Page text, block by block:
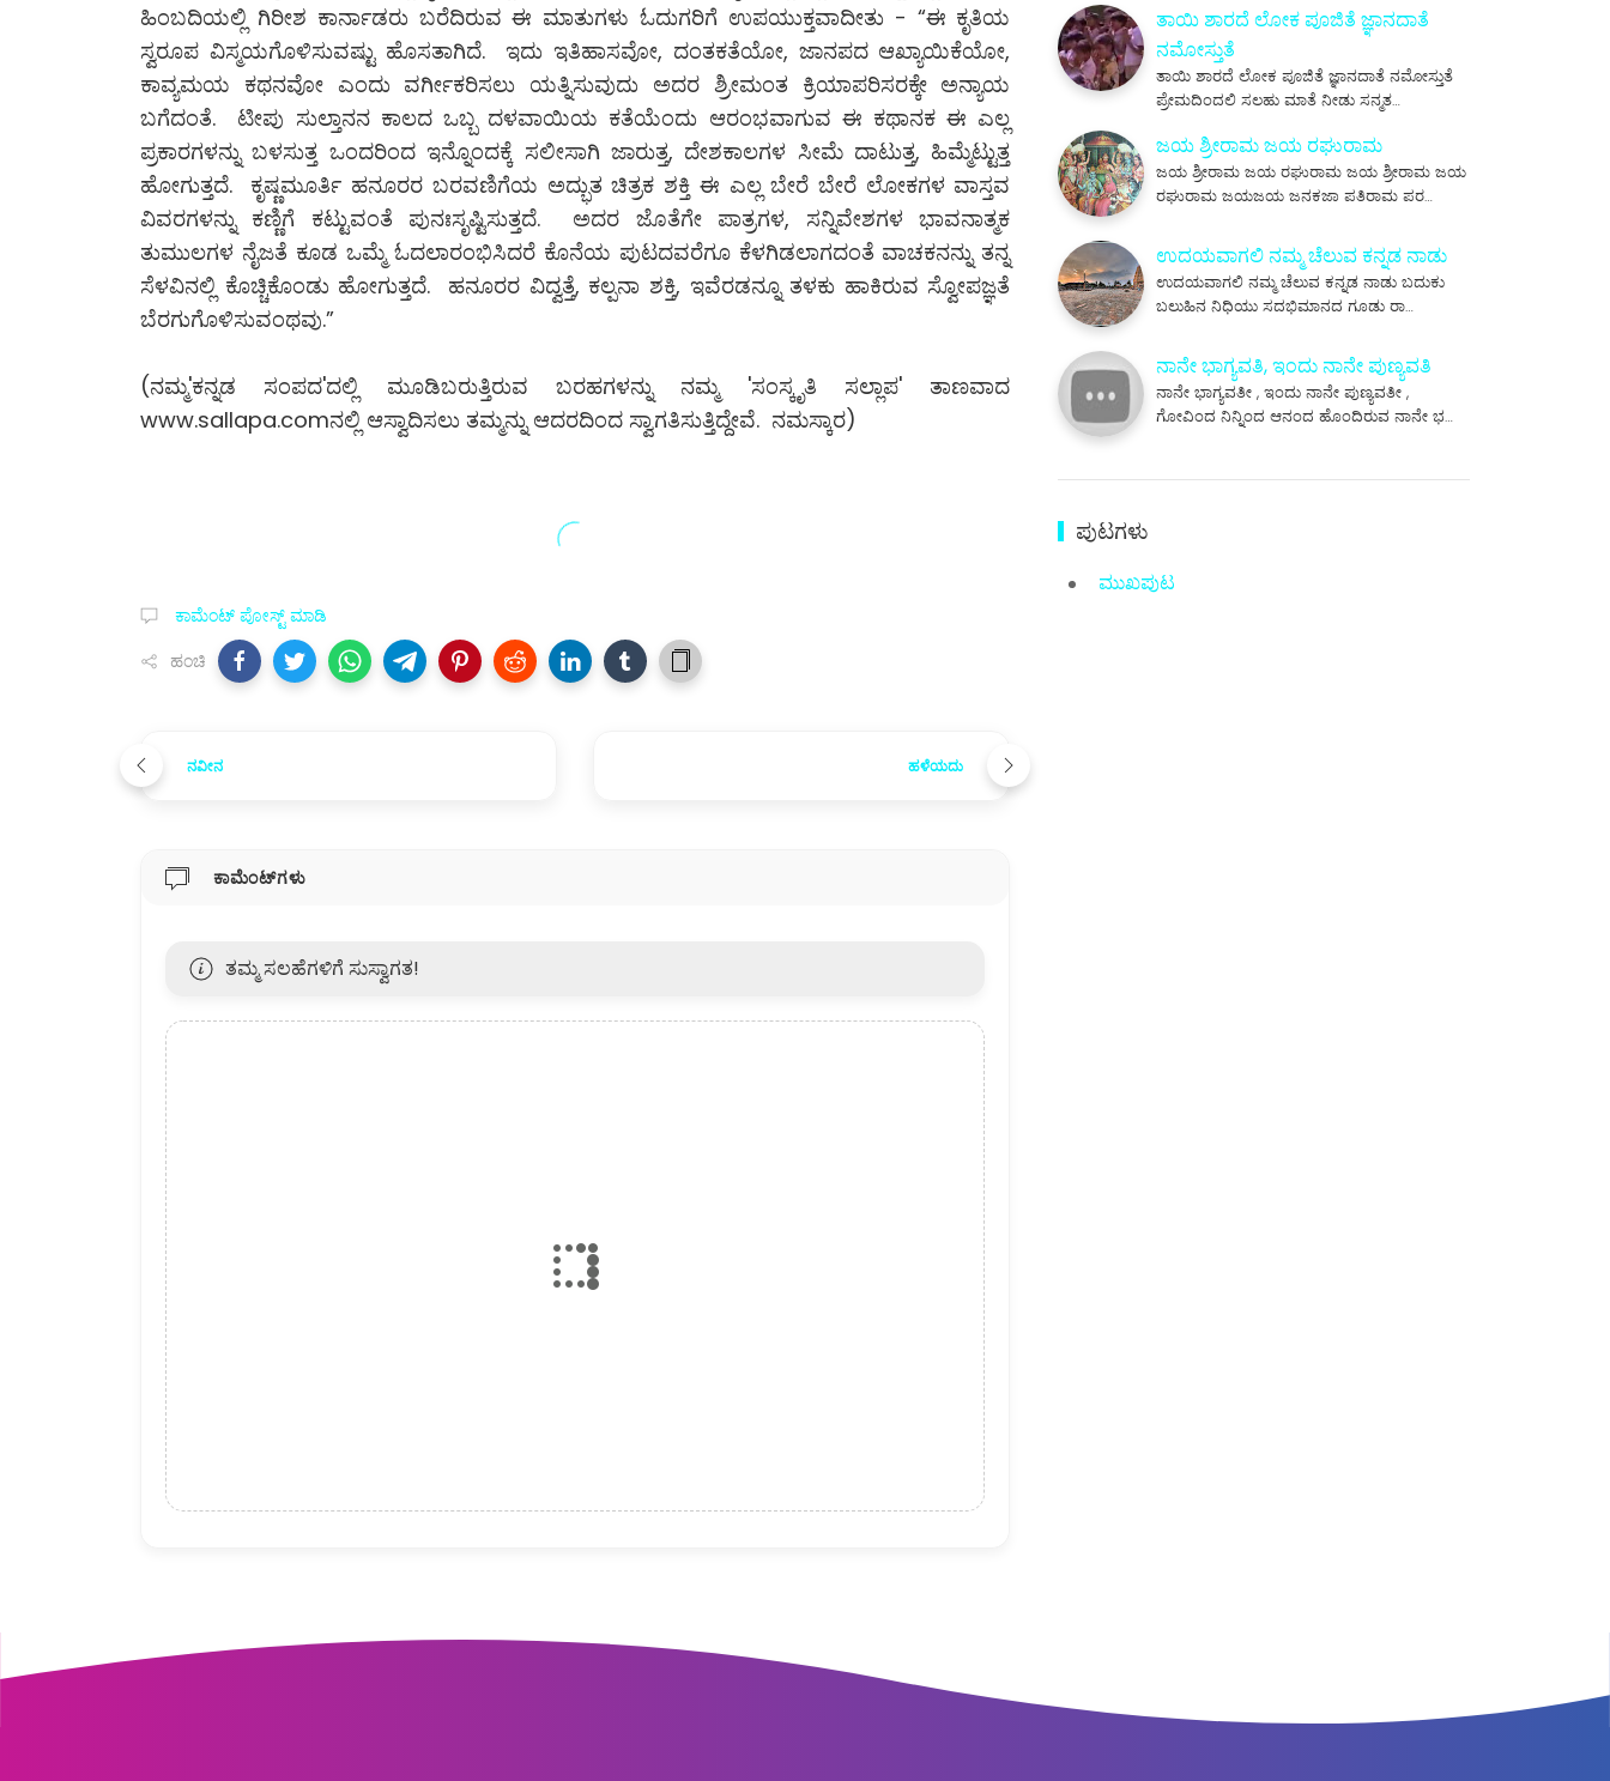
ಹಿಂಬದಿಯಲ್ಲಿ ಗಿರೀಶ ಕಾರ್ನಾಡರು ಬರೆದಿರುವ ಈ ಮಾತುಗಳು ಓದುಗರಿಗೆ ಉಪಯುಕ್ತವಾದೀತು - “ಈ ಕೃತಿಯ
ಸ್ವರೂಪ ವಿಸ್ಮಯಗೊಳಿಸುವಷ್ಟು ಹೊಸತಾಗಿದೆ. ಇದು ಇತಿಹಾಸವೋ, ದಂತಕತೆಯೋ, ಜಾನಪದ ಆಖ್ಯಾಯಿಕೆಯೋ,
ಕಾವ್ಯಮಯ ಕಥನವೋ ಎಂದು ವರ್ಗೀಕರಿಸಲು ಯತ್ನಿಸುವುದು ಅದರ ಶ್ರೀಮಂತ ಕ್ರಿಯಾಪರಿಸರಕ್ಕೇ ಅನ್ಯಾಯ
ಬಗೆದಂತೆ. ಟೀಪು ಸುಲ್ತಾನನ ಕಾಲದ ಒಬ್ಬ ದಳವಾಯಿಯ ಕತೆಯೆಂದು ಆರಂಭವಾಗುವ ಈ ಕಥಾನಕ ಈ ಎಲ್ಲ
ಪ್ರಕಾರಗಳನ್ನು ಬಳಸುತ್ತ ಒಂದರಿಂದ ಇನ್ನೊಂದಕ್ಕೆ ಸಲೀಸಾಗಿ ಜಾರುತ್ತ, ದೇಶಕಾಲಗಳ ಸೀಮೆ ದಾಟುತ್ತ, ಹಿಮ್ಮೆಟ್ಟುತ್ತ
ಹೋಗುತ್ತದೆ. ಕೃಷ್ಣಮೂರ್ತಿ ಹನೂರರ ಬರವಣಿಗೆಯ ಅದ್ಭುತ ಚಿತ್ರಕ ಶಕ್ತಿ ಈ ಎಲ್ಲ ಬೇರೆ ಬೇರೆ ಲೋಕಗಳ ವಾಸ್ತವ
ವಿವರಗಳನ್ನು ಕಣ್ಣಿಗೆ ಕಟ್ಟುವಂತೆ ಪುನಃಸೃಷ್ಟಿಸುತ್ತದೆ. ಅದರ ಜೊತೆಗೇ ಪಾತ್ರಗಳ, ಸನ್ನಿವೇಶಗಳ ಭಾವನಾತ್ಮಕ
ತುಮುಲಗಳ ನೈಜತೆ ಕೂಡ ಒಮ್ಮೆ ಓದಲಾರಂಭಿಸಿದರೆ ಕೊನೆಯ ಪುಟದವರೆಗೂ ಕೆಳಗಿಡಲಾಗದಂತೆ ವಾಚಕನನ್ನು ತನ್ನ
ಸೆಳವಿನಲ್ಲಿ ಕೊಚ್ಚಿಕೊಂಡು ಹೋಗುತ್ತದೆ. ಹನೂರರ ವಿದ್ವತ್ತೆ, ಕಲ್ಪನಾ ಶಕ್ತಿ, ಇವೆರಡನ್ನೂ ತಳಕು ಹಾಕಿರುವ ಸ್ವೋಪಜ್ಞತೆ
ಬೆರಗುಗೊಳಿಸುವಂಥವು.”
(ನಮ್ಮ'ಕನ್ನಡ ಸಂಪದ'ದಲ್ಲಿ ಮೂಡಿಬರುತ್ತಿರುವ ಬರಹಗಳನ್ನು ನಮ್ಮ 'ಸಂಸ್ಕೃತಿ ಸಲ್ಲಾಪ' ತಾಣವಾದ
www.sallapa.comನಲ್ಲಿ ಆಸ್ವಾದಿಸಲು ತಮ್ಮನ್ನು ಆದರದಿಂದ ಸ್ವಾಗತಿಸುತ್ತಿದ್ದೇವೆ. ನಮಸ್ಕಾರ)
ಕಾಮೆಂಟ್‌‌ ಪೋಸ್ಟ್‌ ಮಾಡಿ
ಹಂಚಿ
ನವೀನ ಹಳೆಯದು
ಕಾಮೆಂಟ್‌ಗಳು
ತಮ್ಮ ಸಲಹೆಗಳಿಗೆ ಸುಸ್ವಾಗತ!
ತಾಯಿ ಶಾರದೆ ಲೋಕ ಪೂಜಿತೆ ಜ್ಞಾನದಾತೆ
ನಮೋಸ್ತುತೆ
ತಾಯಿ ಶಾರದೆ ಲೋಕ ಪೂಜಿತೆ ಜ್ಞಾನದಾತೆ ನಮೋಸ್ತುತೆ
ಪ್ರೇಮದಿಂದಲಿ ಸಲಹು ಮಾತೆ ನೀಡು ಸನ್ಮತ…
ಜಯ ಶ್ರೀರಾಮ ಜಯ ರಘುರಾಮ
ಜಯ ಶ್ರೀರಾಮ ಜಯ ರಘುರಾಮ ಜಯ ಶ್ರೀರಾಮ ಜಯ
ರಘುರಾಮ ಜಯಜಯ ಜನಕಜಾ ಪತಿರಾಮ ಪರ…
ಉದಯವಾಗಲಿ ನಮ್ಮ ಚೆಲುವ ಕನ್ನಡ ನಾಡು
ಉದಯವಾಗಲಿ ನಮ್ಮ ಚೆಲುವ ಕನ್ನಡ ನಾಡು ಬದುಕು
ಬಲುಹಿನ ನಿಧಿಯು ಸದಭಿಮಾನದ ಗೂಡು ರಾ…
ನಾನೇ ಭಾಗ್ಯವತಿ, ಇಂದು ನಾನೇ ಪುಣ್ಯವತಿ
ನಾನೇ ಭಾಗ್ಯವತೀ , ಇಂದು ನಾನೇ ಪುಣ್ಯವತೀ ,
ಗೋವಿಂದ ನಿನ್ನಿಂದ ಆನಂದ ಹೊಂದಿರುವ ನಾನೇ ಭ…
ಪುಟಗಳು
ಮುಖಪುಟ